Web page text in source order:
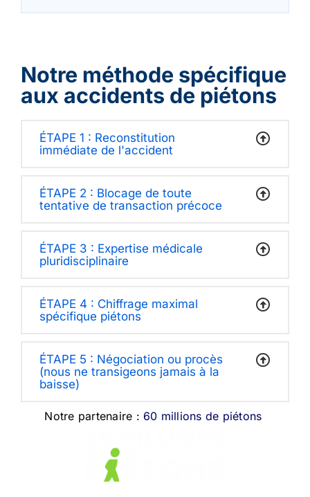
Notre méthode spécifique
aux accidents de piétons
ÉTAPE 1 : Reconstitution
immédiate de l'accident
ÉTAPE 2 : Blocage de toute
tentative de transaction précoce
ÉTAPE 3 : Expertise médicale
pluridisciplinaire
ÉTAPE 4 : Chiffrage maximal
spécifique piétons
ÉTAPE 5 : Négociation ou procès
(nous ne transigeons jamais à la
baisse)
Notre partenaire : 60 millions de piétons